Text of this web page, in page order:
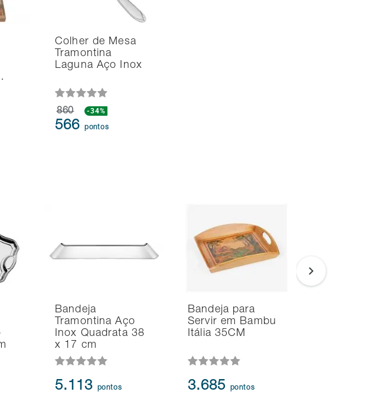
Colher de Mesa
Tramontina
Laguna Aço Inox
860 -34%
566 pontos
Bandeja
Tramontina Aço
Inox Quadrata 38
x 17 cm
5.113 pontos
Bandeja para
Servir em Bambu
Itália 35CM
3.685 pontos